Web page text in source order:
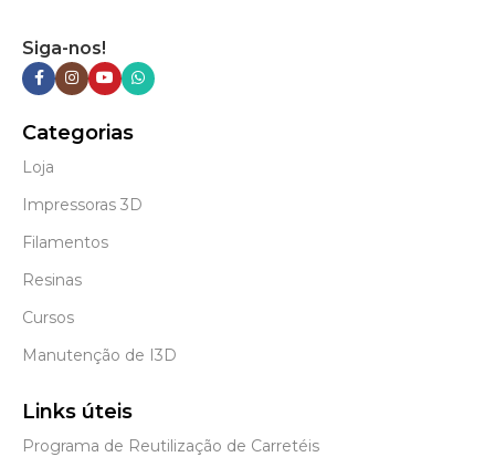
Siga-nos!
Categorias
Loja
Impressoras 3D
Filamentos
Resinas
Cursos
Manutenção de I3D
Links úteis
Programa de Reutilização de Carretéis